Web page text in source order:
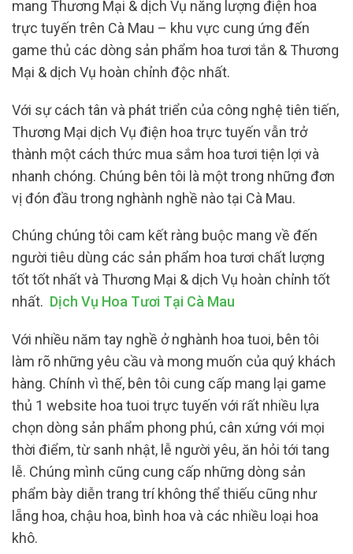
mang Thương Mại & dịch Vụ năng lượng điện hoa
trực tuyến trên Cà Mau – khu vực cung ứng đến
game thủ các dòng sản phẩm hoa tươi tắn & Thương
Mại & dịch Vụ hoàn chỉnh độc nhất.
Với sự cách tân và phát triển của công nghệ tiên tiến,
Thương Mại dịch Vụ điện hoa trực tuyến vẫn trở
thành một cách thức mua sắm hoa tươi tiện lợi và
nhanh chóng. Chúng bên tôi là một trong những đơn
vị đón đầu trong nghành nghề nào tại Cà Mau.
Chúng chúng tôi cam kết ràng buộc mang về đến
người tiêu dùng các sản phẩm hoa tươi chất lượng
tốt tốt nhất và Thương Mại & dịch Vụ hoàn chỉnh tốt
nhất. Dịch Vụ Hoa Tươi Tại Cà Mau
Với nhiều năm tay nghề ở nghành hoa tuoi, bên tôi
làm rõ những yêu cầu và mong muốn của quý khách
hàng. Chính vì thế, bên tôi cung cấp mang lại game
thủ 1 website hoa tuoi trực tuyến với rất nhiều lựa
chọn dòng sản phẩm phong phú, cân xứng với mọi
thời điểm, từ sanh nhật, lễ người yêu, ăn hỏi tới tang
lễ. Chúng mình cũng cung cấp những dòng sản
phẩm bày diễn trang trí không thể thiếu cũng như
lẵng hoa, chậu hoa, bình hoa và các nhiều loại hoa
khô.